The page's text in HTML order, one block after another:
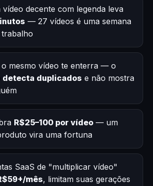
vídeo decente com legenda leva
— 27 vídeos é uma semana
o mesmo vídeo te enterra — o
detecta duplicados e não mostra
R$25–100 por vídeo — um
vira uma fortuna
SaaS de "multiplicar vídeo"
mês, limitam suas gerações